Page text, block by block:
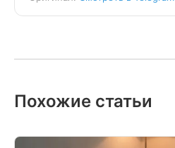
Похожие статьи